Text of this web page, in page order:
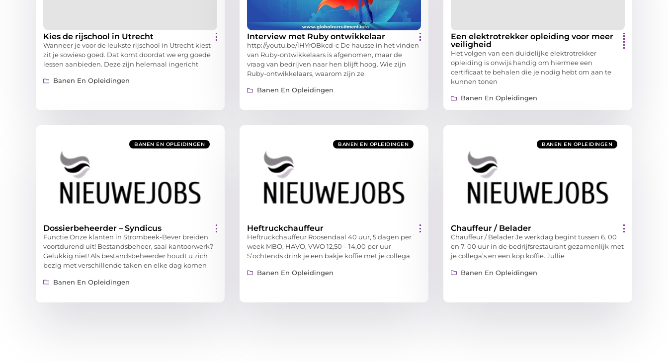
Kies de rijschool in Utrecht
Wanneer je voor de leukste rijschool in Utrecht kiest
zit je sowieso goed. Dat komt doordat we erg goede
lessen aanbieden. Deze zijn helemaal ingericht
Banen En Opleidingen
Interview met Ruby ontwikkelaar
http://youtu.be/iHYrOBkcd-c De hausse in het vinden
van Ruby-ontwikkelaars is afgenomen, maar de
vraag van bedrijven naar hen blijft hoog. Wie zijn
Ruby-ontwikkelaars, waarom zijn ze
Banen En Opleidingen
Een elektrotrekker opleiding voor meer
veiligheid
Het volgen van een duidelijke elektrotrekker
opleiding is onwijs handig om hiermee een
certificaat te behalen die je nodig hebt om aan te
kunnen tonen
Banen En Opleidingen
BANEN EN OPLEIDINGEN
Dossierbeheerder – Syndicus
Functie Onze klanten in Strombeek-Bever breiden
voortdurend uit! Bestandsbeheer, saai kantoorwerk?
Gelukkig niet! Als bestandsbeheerder houdt u zich
bezig met verschillende taken en elke dag komen
Banen En Opleidingen
BANEN EN OPLEIDINGEN
Heftruckchauffeur
Heftruckchauffeur Roosendaal 40 uur, 5 dagen per
week MBO, HAVO, VWO 12,50 – 14,00 per uur
S’ochtends drink je een bakje koffie met je collega
Banen En Opleidingen
BANEN EN OPLEIDINGEN
Chauffeur / Belader
Chauffeur / Belader Je werkdag begint tussen 6. 00
en 7. 00 uur in de bedrijfsrestaurant gezamenlijk met
je collega’s en een kop koffie. Jullie
Banen En Opleidingen